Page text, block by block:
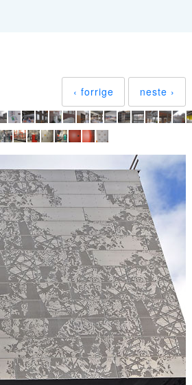
‹ forrige neste ›